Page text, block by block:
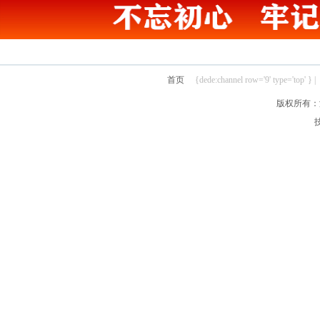
首页 {dede:channel row='9' type='top' } |
版权所有